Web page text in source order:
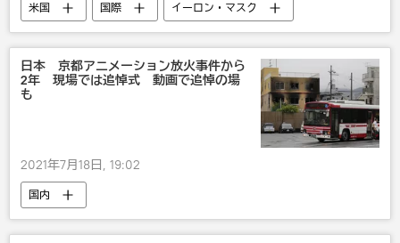
米国 国際 イーロン・マスク
日本 京都アニメーション放火事件から
2年 現場では追悼式 動画で追悼の場
も
2021年7月18日, 19:02
国内